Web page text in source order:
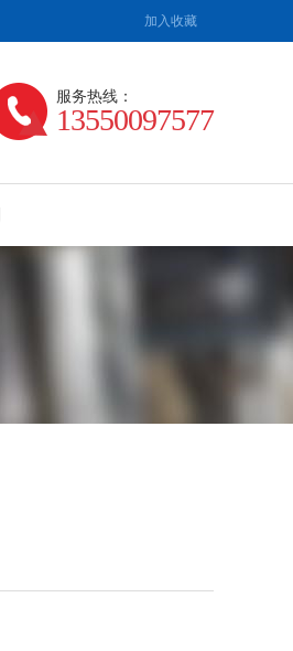
加入收藏
服务热线：
13550097577